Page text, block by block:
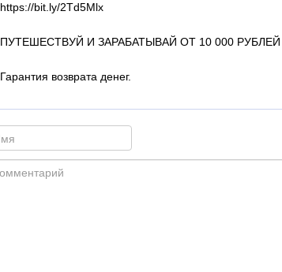
https://bit.ly/2Td5Mlx
ПУТЕШЕСТВУЙ И ЗАРАБАТЫВАЙ ОТ 10 000
Гарантия возврата денег.